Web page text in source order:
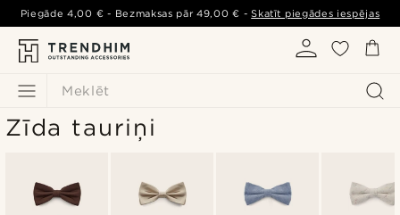
Meklēt
Piegāde4,00 € - Bezmaksas pār49,00 € -Skatīt piegādes iespējas
Zīda tauriņi